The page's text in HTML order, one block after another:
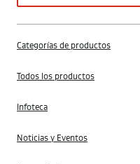
Categorías de productos
Todos los productos
Infoteca
Noticias y Eventos